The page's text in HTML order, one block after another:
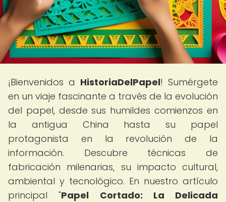
¡Bienvenidos a HistoriaDelPapel! Sumérgete
en un viaje fascinante a través de la evolución
del papel, desde sus humildes comienzos en
la antigua China hasta su papel
protagonista en la revolución de la
información. Descubre técnicas de
fabricación milenarias, su impacto cultural,
ambiental y tecnológico. En nuestro artículo
principal "Papel Cortado: La Delicada